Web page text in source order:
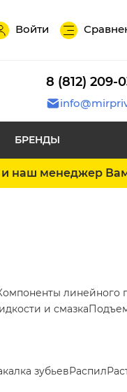
Войти
8 (812) 209-
БРЕНДЫ
и наш менеджер
линейного
и смазка
зубьевРаспил